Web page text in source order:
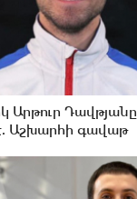
Արթուր Դավթյանը
Աշխարհի գավաթ